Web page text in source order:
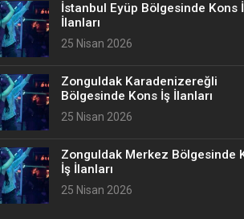
İstanbul Eyüp Bölgesinde Kons
İlanları
25 Nisan 2026
Zonguldak Karadenizereğli
Bölgesinde Kons İş İlanları
25 Nisan 2026
Zonguldak Merkez Bölgesinde
İş İlanları
25 Nisan 2026